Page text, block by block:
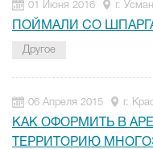
01 Июня 2016 г.
ПОЙМАЛИ СО
Другое
06 Апреля 2015 г.
КАК ОФОРМИТЬ В
ТЕРРИТОРИЮ